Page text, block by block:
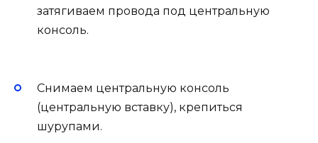
затягиваем провода под центральную
консоль.
Снимаем центральную консоль
(центральную вставку), крепиться
шурупами.